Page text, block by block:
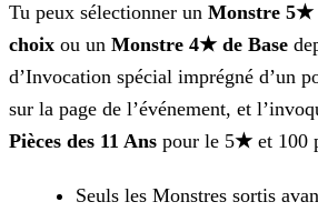
Tu peux sélectionner un Monstre 5★
choix ou un Monstre 4★ de Base
d’Invocation spécial imprégné d’un
sur la page de l’événement, et
Pièces des 11 Ans pour le 5★ et 100
Seuls les Monstres sortis